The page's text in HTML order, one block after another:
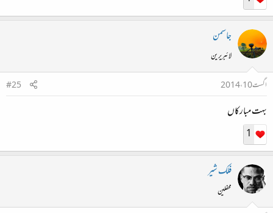
جاسمن
لائبریرین
اگست 10، 2014
#25
بہت مبارکاں
1
فلک شیر
محفلین